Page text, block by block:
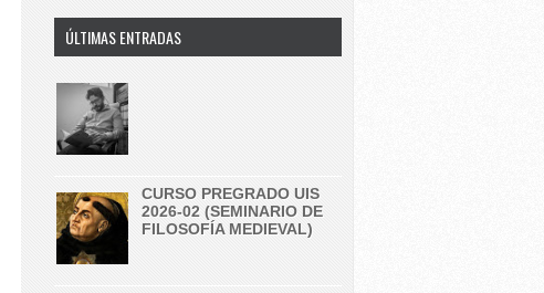
ÚLTIMAS ENTRADAS
CURSO PREGRADO UIS
2026-02 (SEMINARIO DE
FILOSOFÍA MEDIEVAL)